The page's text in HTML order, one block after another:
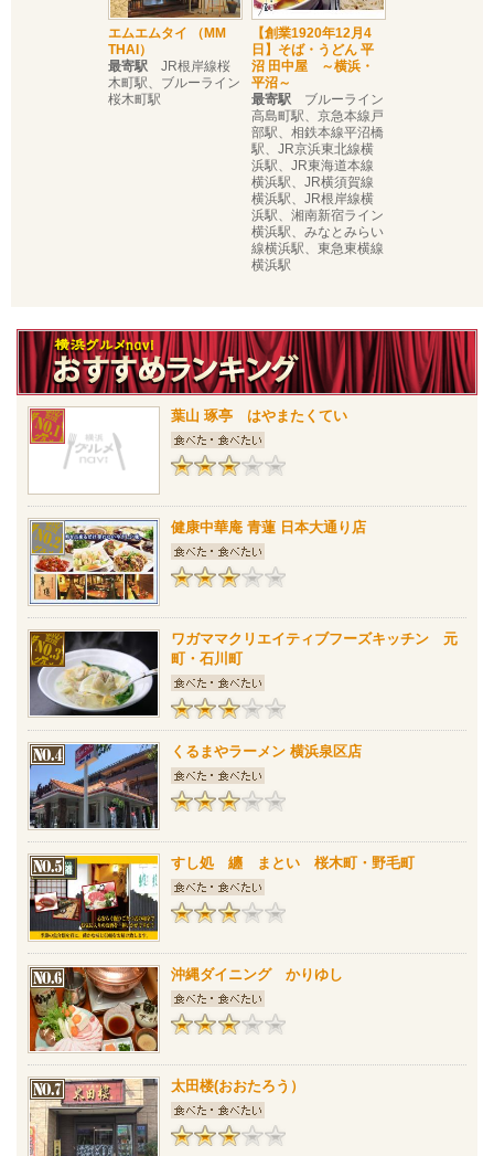
エムエムタイ （MM
THAI）
最寄駅 JR根岸線桜
木町駅、ブルーライン
桜木町駅
【創業1920年12月4
日】そば・うどん 平
沼 田中屋 ～横浜・
平沼～
最寄駅 ブルーライン
高島町駅、京急本線戸
部駅、相鉄本線平沼橋
駅、JR京浜東北線横
浜駅、JR東海道本線
横浜駅、JR横須賀線
横浜駅、JR根岸線横
浜駅、湘南新宿ライン
横浜駅、みなとみらい
線横浜駅、東急東横線
横浜駅
葉山 琢亭 はやまたくてい
健康中華庵 青蓮 日本大通り店
ワガママクリエイティブフーズキッチン 元
町・石川町
くるまやラーメン 横浜泉区店
すし処 纏 まとい 桜木町・野毛町
沖縄ダイニング かりゆし
太田楼(おおたろう）